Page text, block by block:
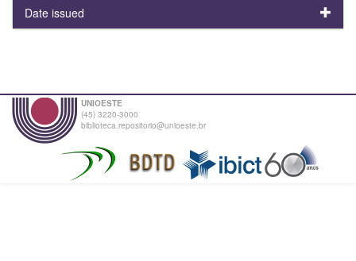
Date issued
UNIOESTE
(45) 3220-3000
biblioteca.repositorio@unioeste.br